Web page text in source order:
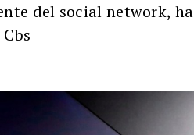
del social network, ha